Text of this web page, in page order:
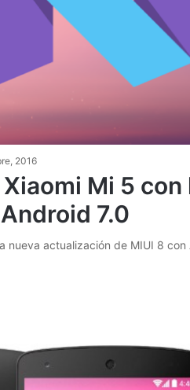
2016
Mi 5 con
7.0
nueva actualización de MIUI 8